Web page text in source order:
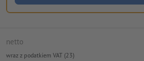
netto
wraz z podatkiem VAT (23)